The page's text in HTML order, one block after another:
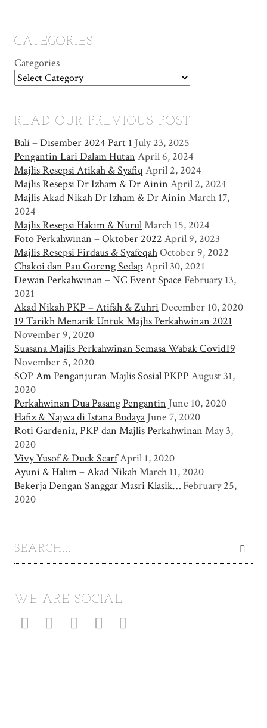
CATEGORIES
Categories
READ OUR PREVIOUS POST
Bali – Disember 2024 Part 1 July 23, 2025
Pengantin Lari Dalam Hutan April 6, 2024
Majlis Resepsi Atikah & Syafiq April 2, 2024
Majlis Resepsi Dr Izham & Dr Ainin April 2, 2024
Majlis Akad Nikah Dr Izham & Dr Ainin March 17,
2024
Majlis Resepsi Hakim & NurulMarch 15, 2024
Foto Perkahwinan – Oktober 2022 April 9, 2023
Majlis Resepsi Firdaus & SyafeqahOctober 9, 2022
Chakoi dan Pau Goreng SedapApril 30, 2021
Dewan Perkahwinan – NC Event Space February 13,
2021
Akad Nikah PKP – Atifah & ZuhriDecember 10, 2020
19 Tarikh Menarik Untuk Majlis Perkahwinan 2021
November 9, 2020
Suasana Majlis Perkahwinan Semasa Wabak Covid19
November 5, 2020
SOP Am Penganjuran Majlis Sosial PKPP August 31,
2020
Perkahwinan Dua Pasang Pengantin June 10, 2020
Hafiz & Najwa di Istana Budaya June 7, 2020
Roti Gardenia, PKP dan Majlis Perkahwinan May 3,
2020
Vivy Yusof & Duck ScarfApril 1, 2020
Ayuni & Halim – Akad NikahMarch 11, 2020
Bekerja Dengan Sanggar Masri Klasik… February 25,
2020
WE ARE SOCIAL